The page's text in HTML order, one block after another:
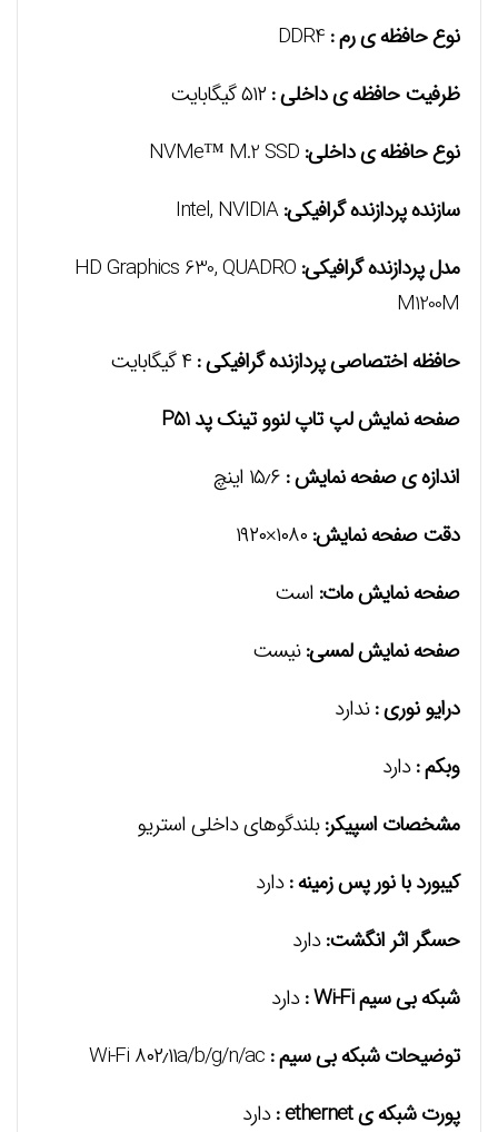
نوع حافظه ی رم :
ظرفیت حافظه ی داخلی :
نوع حافظه ی داخلی:
سازنده پردازنده گرافیکی:Intel, NVIDIA
مدل پردازنده گرافیکی: HD Graphics 630, QUADRO
M1200M
حافظه اختصاصی پردازنده گرافیکی :
صفحه نمایش لپ تاپ لنوو تینک پد P51
اندازه ی صفحه نمایش :
دقت صفحه نمايش:
صفحه نمایش مات: است
صفحه نمايش لمسی:نیست
درایو نوری :ندارد
وبکم :دارد
مشخصات اسپیکر:بلندگوهای داخلی استریو
کیبورد با نور پس زمینه :دارد
حسگر اثر انگشت:دارد
شبکه بی سیم Wi-Fi :
دارد
توضیحات شبکه بی سیم :
پورت شبکه ی ethernet :
دارد